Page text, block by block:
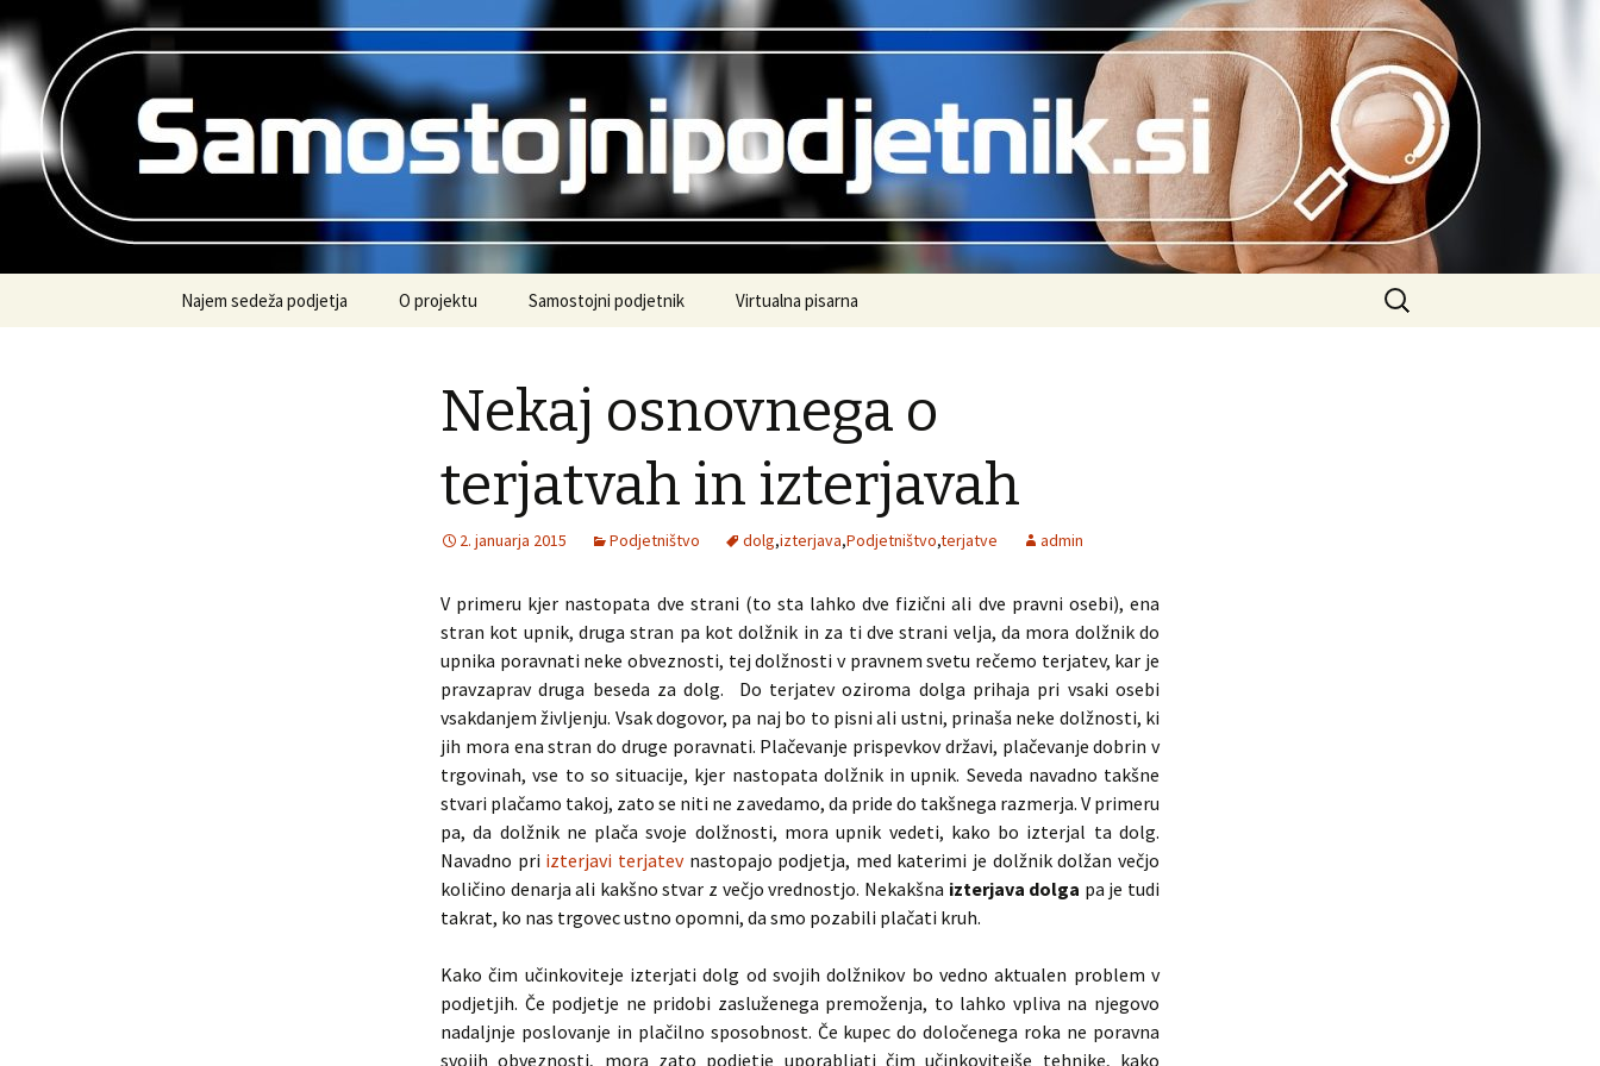
Samostojnipodjetnik.si
Vse informacije na enem mestu.
Najem sedeža podjetja O projektu Samostojni podjetnik Virtualna pisarna
Išči:
Nekaj osnovnega o
terjatvah in izterjavah
2. januarja 2015 Podjetništvo dolg,izterjava,Podjetništvo,terjatve admin
V primeru kjer nastopata dve strani (to sta lahko dve fizični ali dve pravni osebi), ena
stran kot upnik, druga stran pa kot dolžnik in za ti dve strani velja, da mora dolžnik do
upnika poravnati neke obveznosti, tej dolžnosti v pravnem svetu rečemo terjatev, kar je
pravzaprav druga beseda za dolg. Do terjatev oziroma dolga prihaja pri vsaki osebi
vsakdanjem življenju. Vsak dogovor, pa naj bo to pisni ali ustni, prinaša neke dolžnosti, ki
jih mora ena stran do druge poravnati. Plačevanje prispevkov državi, plačevanje dobrin v
trgovinah, vse to so situacije, kjer nastopata dolžnik in upnik. Seveda navadno takšne
stvari plačamo takoj, zato se niti ne zavedamo, da pride do takšnega razmerja. V primeru
pa, da dolžnik ne plača svoje dolžnosti, mora upnik vedeti, kako bo izterjal ta dolg.
Navadno pri izterjavi terjatevnastopajo podjetja, med katerimi je dolžnik dolžan večjo
količino denarja ali kakšno stvar z večjo vrednostjo. Nekakšna izterjava dolga pa je tudi
takrat, ko nas trgovec ustno opomni, da smo pozabili plačati kruh.
Kako čim učinkoviteje izterjati dolg od svojih dolžnikov bo vedno aktualen problem v
podjetjih. Če podjetje ne pridobi zasluženega premoženja, to lahko vpliva na njegovo
nadaljnje poslovanje in plačilno sposobnost. Če kupec do določenega roka ne poravna
svojih obveznosti, mora zato podjetje uporabljati čim učinkovitejše tehnike, kako